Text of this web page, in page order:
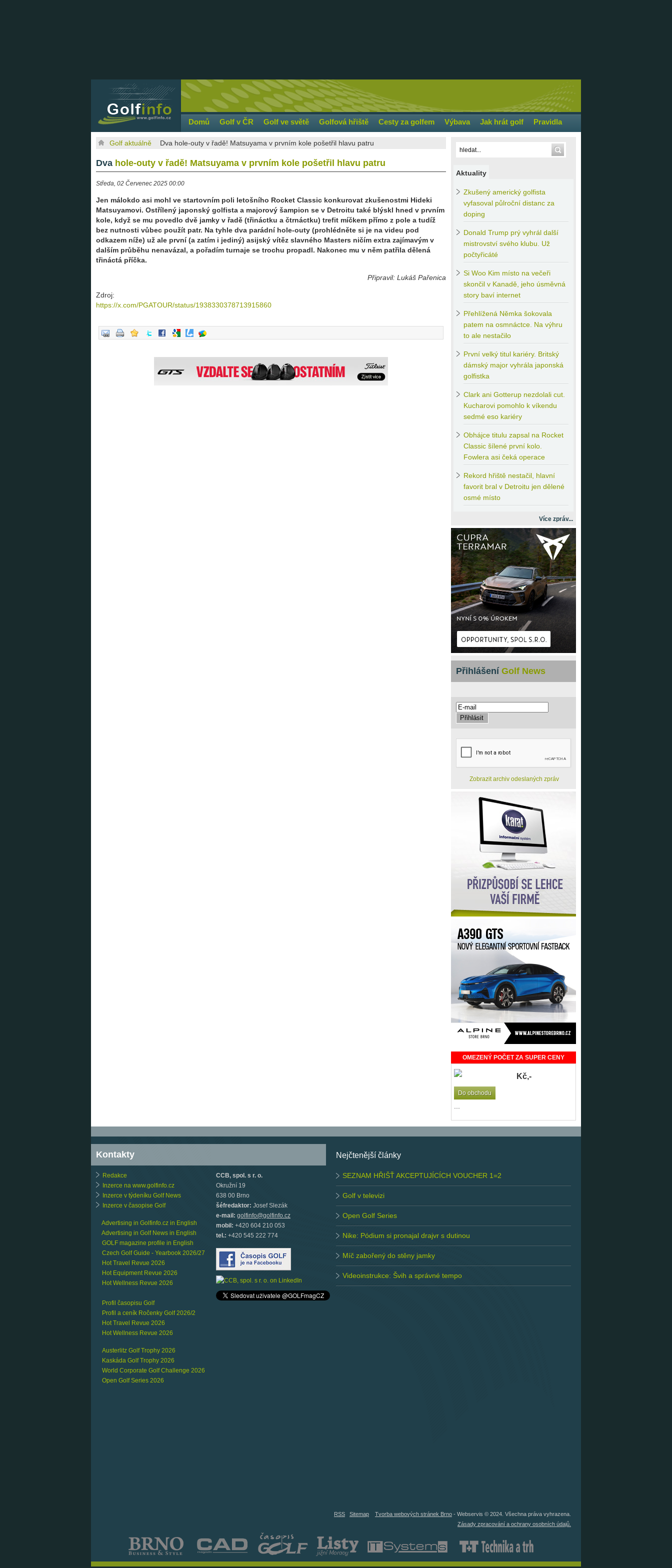
Domů Golf v ČR Golf ve světě Golfová hřiště Cesty za golfem Výbava Jak hrát golf Pravidla
Golf aktuálně Dva hole-outy v řadě! Matsuyama v prvním kole pošetřil hlavu patru
Dva hole-outy v řadě! Matsuyama v prvním kole pošetřil hlavu patru
Středa, 02 Červenec 2025 00:00
Jen málokdo asi mohl ve startovním poli letošního Rocket Classic konkurovat zkušenostmi Hideki
Matsuyamovi. Ostřílený japonský golfista a majorový šampion se v Detroitu také blýskl hned v prvním
kole, když se mu povedlo dvě jamky v řadě (třináctku a čtrnáctku) trefit míčkem přímo z pole a tudíž
bez nutnosti vůbec použít patr. Na tyhle dva parádní hole-outy (prohlédněte si je na videu pod
odkazem níže) už ale první (a zatím i jediný) asijský vítěz slavného Masters ničím extra zajímavým v
dalším průběhu nenavázal, a pořadím turnaje se trochu propadl. Nakonec mu v něm patřila dělená
třináctá příčka.
Připravil: Lukáš Pařenica
Zdroj:
https://x.com/PGATOUR/status/1938330378713915860
Aktuality
Zkušený americký golfista
vyfasoval půlroční distanc za
doping
Donald Trump prý vyhrál další
mistrovství svého klubu. Už
počtyřicáté
Si Woo Kim místo na večeři
skončil v Kanadě, jeho úsměvná
story baví internet
Přehlížená Němka šokovala
patem na osmnáctce. Na výhru
to ale nestačilo
První velký titul kariéry. Britský
dámský major vyhrála japonská
golfistka
Clark ani Gotterup nezdolali cut.
Kucharovi pomohlo k víkendu
sedmé eso kariéry
Obhájce titulu zapsal na Rocket
Classic šílené první kolo.
Fowlera asi čeká operace
Rekord hřiště nestačil, hlavní
favorit bral v Detroitu jen dělené
osmé místo
Více zpráv...
Přihlášení Golf News
Zobrazit archiv odeslaných zpráv
OMEZENÝ POČET ZA SUPER CENY
Kč,-
Do obchodu
Kontakty
Redakce
Inzerce na www.golfinfo.cz
Inzerce v týdeníku Golf News
Inzerce v časopise Golf
Advertising in Golfinfo.cz in English
Advertising in Golf News in English
GOLF magazine profile in English
Czech Golf Guide - Yearbook 2026/27
Hot Travel Revue 2026
Hot Equipment Revue 2026
Hot Wellness Revue 2026
Profil časopisu Golf
Profil a ceník Ročenky Golf 2026/2
Hot Travel Revue 2026
Hot Wellness Revue 2026
Austerlitz Golf Trophy 2026
Kaskáda Golf Trophy 2026
World Corporate Golf Challenge 2026
Open Golf Series 2026
CCB, spol. s r. o.
Okružní 19
638 00 Brno
šéfredaktor: Josef Slezák
e-mail: golfinfo@golfinfo.cz
mobil: +420 604 210 053
tel.: +420 545 222 774
Nejčtenější články
SEZNAM HŘIŠŤ AKCEPTUJÍCÍCH VOUCHER 1=2
Golf v televizi
Open Golf Series
Nike: Pódium si pronajal drajvr s dutinou
Míč zabořený do stěny jamky
Videoinstrukce: Švih a správné tempo
RSS Sitemap Tvorba webových stránek Brno - Webservis © 2024. Všechna práva vyhrazena.
Zásady zpracování a ochrany osobních údajů.